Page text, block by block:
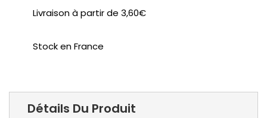
Livraison à partir de 3,60€
Stock en France
Détails Du Produit